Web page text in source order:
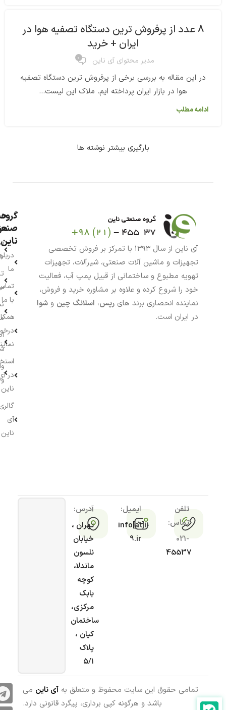
8 عدد از پرفروش ترین دستگاه تصفیه هوا در
ایران + خرید
مدیر محتوای آی ناین 0
در این مقاله به بررسی برخی از پرفروش ترین دستگاه تصفیه
هوا در بازار ایران پرداخته ایم. ملاک این لیست...
ادامه مطلب
بارگیری بیشتر نوشته ها
آی ناین از سال ۱۳۹۳ با تمرکز بر فروش تخصصی
تجهیزات و ماشین آلات صنعتی، شیرآلات، تجهیزات
تهویه مطبوع و ساختمانی از قبیل پمپ آب، فعالیت
خود را شروع کرده و علاوه بر مشاوره خرید و فروش،
نماینده انحصاری برند های رپس، اسلانگ چین و شوا
در ایران است.
گروه
ناین
ما
با ما
در
ناین
آی
ناین
تلفن
تماس:
021-
45537
ایمیل:
info[at]i-
9.ir
آدرس:
تهران ،
خیابان
نلسون
ماندلا،
کوچه
بابک
مرکزی،
ساختمان
کیان ،
پلاک
۵/۱
تمامی حقوق این سایت محفوظ و متعلق به آی ناین می
باشد و هرگونه کپی برداری، پیگرد قانونی دارد.